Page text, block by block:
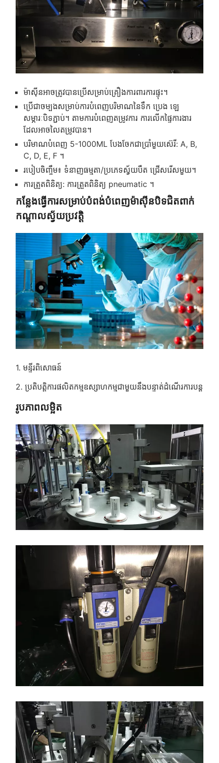
ម៉ាស៊ីនអាចត្រូវបានប្រើសម្រាប់គ្រឿងការពារការផ្ទុះ។
ប្រើជាចម្បងសម្រាប់ការបំពេញបរិមាណនៃទឹក ប្រេង ឡេ
សម្ភារៈបិទភ្ជាប់។ តាមការបំពេញតម្រូវការ ការលើកផ្ទៃការងារ
ដែលអាចលៃតម្រូវបាន។
បរិមាណបំពេញ 5-1000ML បែងចែកជាប្រាំមួយស៊េរី: A, B,
C, D, E, F ។
របៀបចិញ្ចឹម៖ ទំនាញធម្មតា/ប្រភេទស្វ័យបឺត ជ្រើសរើសមួយ។
ការត្រួតពិនិត្យ: ការត្រួតពិនិត្យ pneumatic ។
កន្លែងធ្វើការសម្រាប់បំពង់បំពេញម៉ាស៊ីនបិទជិតពាក់
កណ្តាលស្វ័យប្រវត្តិ
1. មន្ទីរពិសោធន៍
2. ប្រតិបត្តិការផលិតកម្មឧស្សាហកម្មជាមួយនឹងបន្ទាត់ដំណើរការបន្ត
រូបភាពលម្អិត